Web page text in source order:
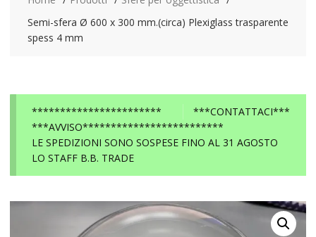
Semi-sfera Ø 600 x 300 mm.(circa) Plexiglass trasparente
spess 4 mm
***CONTATTACI***
***********************
***AVVISO*************************
LE SPEDIZIONI SONO SOSPESE FINO AL 31 AGOSTO
LO STAFF B.B. TRADE